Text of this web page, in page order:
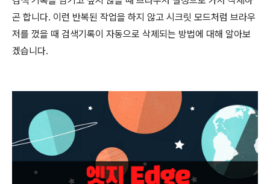
곤 합니다. 이런 반복된 작업을 하지 않고 시크릿 모드처럼 브라우
저를 껐을 때 검색기록이 자동으로 삭제되는 방법에 대해 알아보
겠습니다.